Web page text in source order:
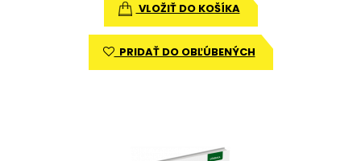
VLOŽIŤ DO KOŠÍKA
PRIDAŤ DO OBĽÚBENÝCH